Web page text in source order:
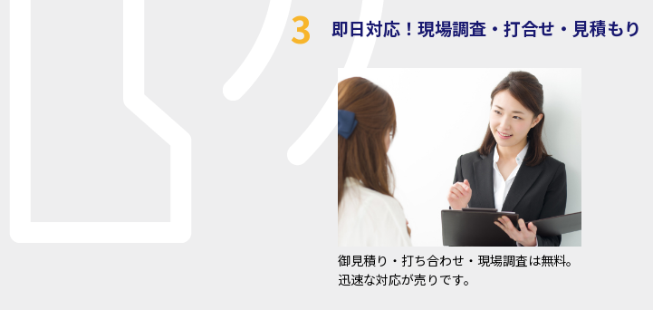
3 即日対応！現場調査・打合せ・見積もり
御見積り・打ち合わせ・現場調査は無料。
迅速な対応が売りです。